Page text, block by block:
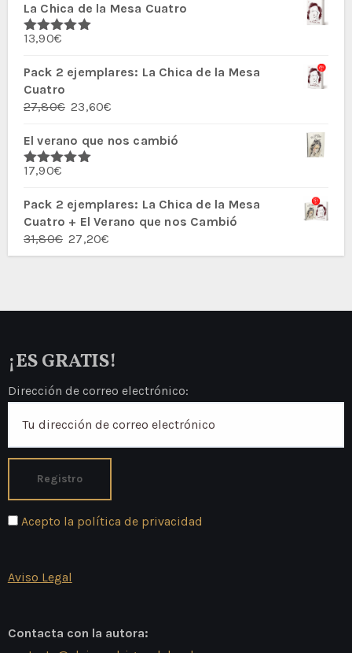
La Chica de la Mesa Cuatro
Valorado
5
13,90€
Pack 2 ejemplares: La Chica de la Mesa
Cuatro
27,80€ El
original
era:
23,60€
actual
El verano que nos cambió
Valorado
5
17,90€
Pack 2 ejemplares: La Chica de la Mesa
Cuatro + El Verano que nos Cambió
31,80€ El
precio
31,80€.
27,20€
precio
27,20€.
¡ES GRATIS!
Dirección de correo electrónico:
Acepto la política de privacidad
Aviso Legal
Contacta con la autora: